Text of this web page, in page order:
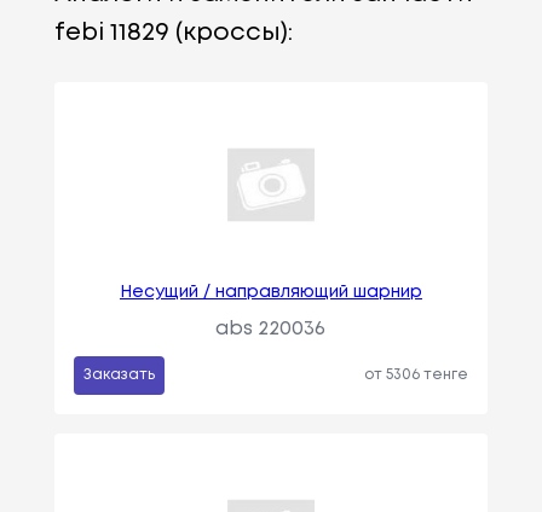
febi 11829 (кроссы):
Несущий / направляющий шарнир
abs 220036
Заказать от 5306 тенге